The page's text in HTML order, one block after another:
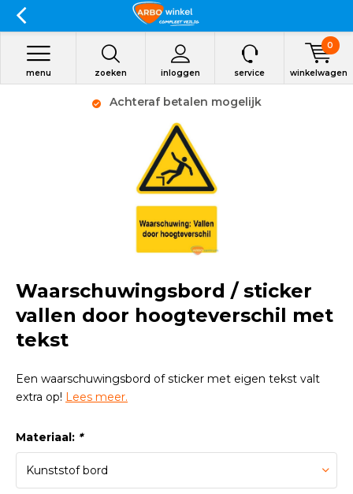
zoeken inloggen
menu service winkelwagen
0
Achteraf betalen mogelijk
Waarschuwingsbord / sticker
vallen door hoogteverschil met
tekst
Een waarschuwingsbord of sticker met eigen tekst valt
extra op! Lees meer.
Materiaal: *